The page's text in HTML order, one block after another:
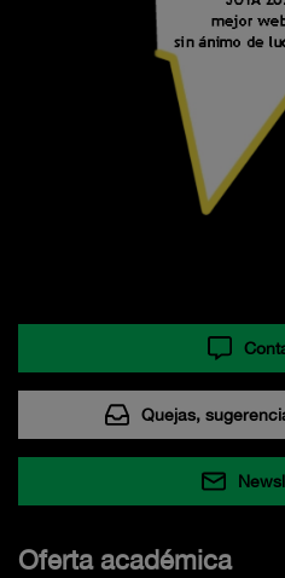
Quejas,
Oferta académica